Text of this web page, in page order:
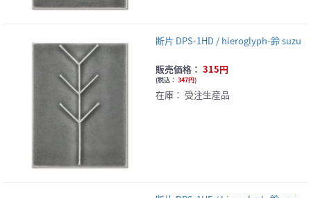
断片 DPS-1HD / hieroglyph-鈴 suzu
販売価格： 315円
(税込： 347円)
在庫： 受注生産品